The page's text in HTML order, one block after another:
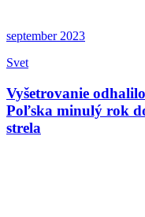
september 2023
Svet
Vyšetrovanie
Poľska minulý rok
strela